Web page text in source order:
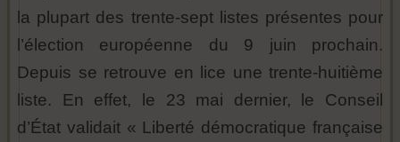
la plupart des trente-sept listes présentes pour
l’élection européenne du 9 juin prochain.
Depuis se retrouve en lice une trente-huitième
liste. En effet, le 23 mai dernier, le Conseil
d’État validait « Liberté démocratique française